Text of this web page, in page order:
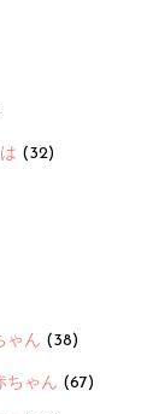
(32)
ゃん (38)
ちゃん (67)